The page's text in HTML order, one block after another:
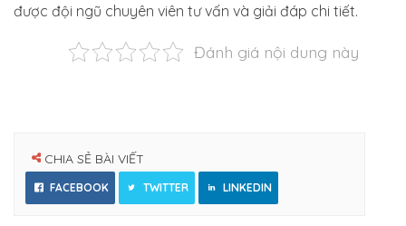
được đội ngũ chuyên viên tư vấn và giải đáp chi tiết.
Đánh giá nội dung này
CHIA SẺ BÀI VIẾT
FACEBOOK TWITTER LINKEDIN